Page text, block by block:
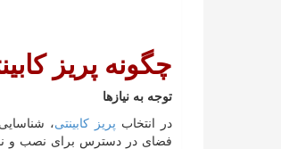
چگونه پریز
توجه به نیازها
در انتخاب پریز کابینتی،
فضای در دسترس برای نصب و نوع